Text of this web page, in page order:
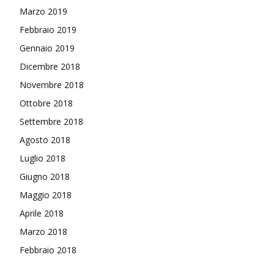
Marzo 2019
Febbraio 2019
Gennaio 2019
Dicembre 2018
Novembre 2018
Ottobre 2018
Settembre 2018
Agosto 2018
Luglio 2018
Giugno 2018
Maggio 2018
Aprile 2018
Marzo 2018
Febbraio 2018